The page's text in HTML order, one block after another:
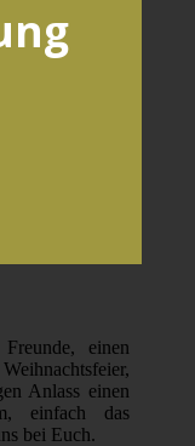
einen
Anlass einen
einfach das
bei Euch.